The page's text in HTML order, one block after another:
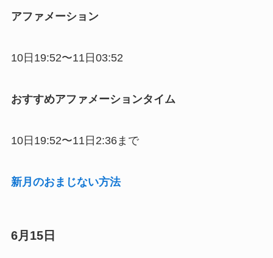
アファメーション
10日19:52〜11日03:52
おすすめアファメーションタイム
10日19:52〜11日2:36まで
新月のおまじない方法
6月15日